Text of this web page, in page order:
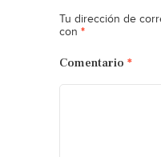
Tu dirección de
con *
Comentario *